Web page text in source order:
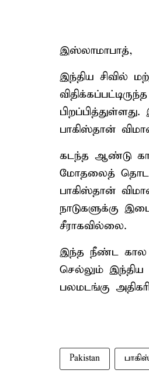
இஸ்லாமாபாத்,
இந்திய சிவில்
பாகிஸ்தான்
கடந்த ஆண்டு
மோதலைத்
பாகிஸ்தான்
நாடுகளுக்கு
சீராகவில்லை.
இந்த நீண்ட கால
செல்லும் இந்திய
பலமடங்கு
Pakistan